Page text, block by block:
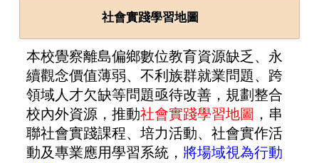
社會實踐學習地圖
本校覺察離島偏鄉數位教育資源缺乏、永
續觀念價值薄弱、不利族群就業問題、跨
領域人才欠缺等問題亟待改善，規劃整合
校內外資源，推動社會實踐學習地圖 ，串
聯社會實踐課程、培力活動、社會實作活
動及專業應用學習系統， 將場域視為行動